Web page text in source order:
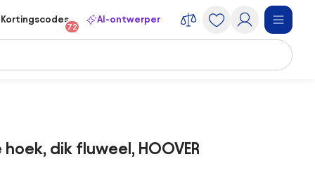
Kortingscodes
72
AI-ontwerper
dik fluweel, HOOVER